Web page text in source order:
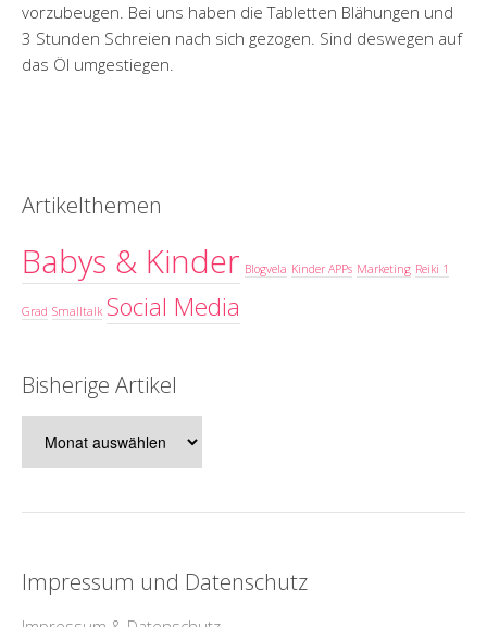
vorzubeugen. Bei uns haben die Tabletten Blähungen und
3 Stunden Schreien nach sich gezogen. Sind deswegen auf
das Öl umgestiegen.
Artikelthemen
Babys & Kinder Blogvela Kinder APPs Marketing Reiki 1
Grad Smalltalk Social Media
Bisherige Artikel
Artikel
Impressum und Datenschutz